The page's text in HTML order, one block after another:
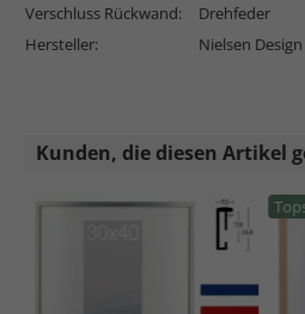
Verschluss Rückwand:
Drehfeder
Hersteller:
Nielsen
Kunden, die diesen Artikel